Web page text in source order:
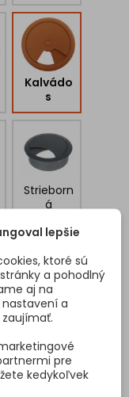
Kalvádo
s
Strieborn
á
KÚPILI
lepšie
ktoré sú
a pohodlný
aj na
a
pre
kedykoľvek